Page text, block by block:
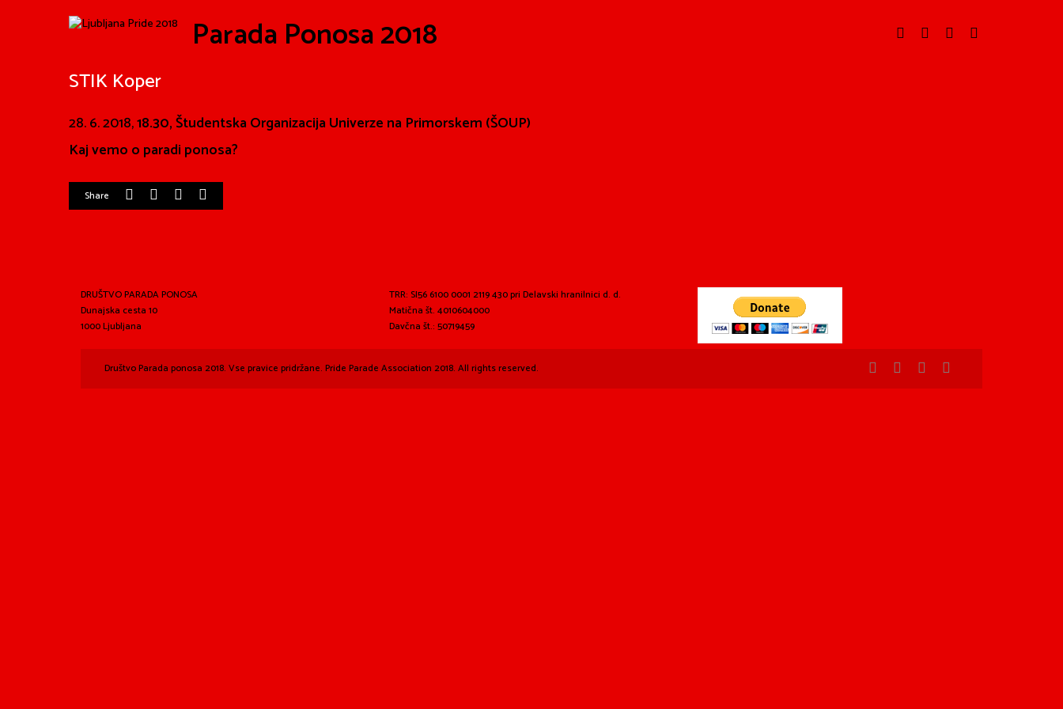
Parada Ponosa 2018
STIK Koper
28. 6. 2018,18.30, Študentska Organizacija Univerze na Primorskem (ŠOUP)
Kaj vemo o paradi ponosa?
Share
DRUŠTVO PARADA PONOSA
Dunajska cesta 10
1000 Ljubljana
TRR: SI56 6100 0001 2119 430 pri Delavski hranilnici d. d.
Matična št. 4010604000
Davčna št.: 50719459
Društvo Parada ponosa 2018. Vse pravice pridržane. Pride Parade Association 2018. All rights reserved.